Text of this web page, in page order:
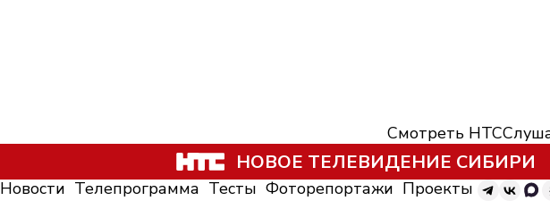
Смотреть НТС
НОВОЕ ТЕЛЕВИДЕНИЕ СИБИРИ
Новости Телепрограмма Тесты Фоторепортажи Проекты